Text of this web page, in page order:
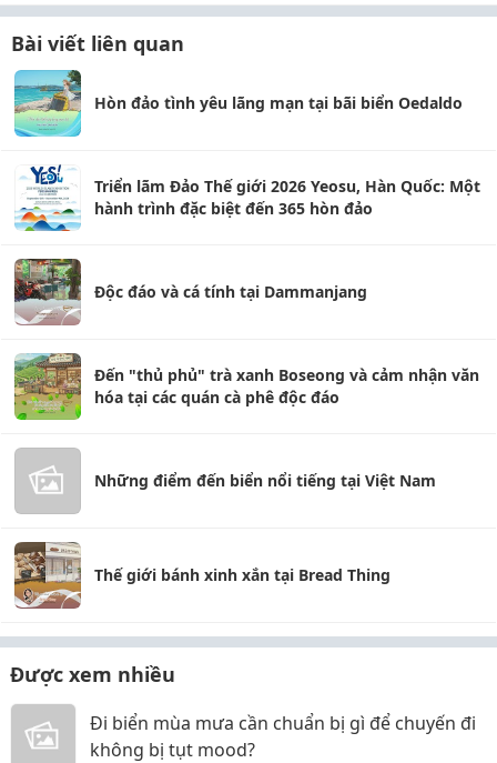
Bài viết liên quan
Hòn đảo tình yêu lãng mạn tại bãi biển Oedaldo
Triển lãm Đảo Thế giới 2026 Yeosu, Hàn Quốc: Một
hành trình đặc biệt đến 365 hòn đảo
Độc đáo và cá tính tại Dammanjang
Đến "thủ phủ" trà xanh Boseong và cảm nhận văn
hóa tại các quán cà phê độc đáo
Những điểm đến biển nổi tiếng tại Việt Nam
Thế giới bánh xinh xắn tại Bread Thing
Được xem nhiều
Đi biển mùa mưa cần chuẩn bị gì để chuyến đi
không bị tụt mood?